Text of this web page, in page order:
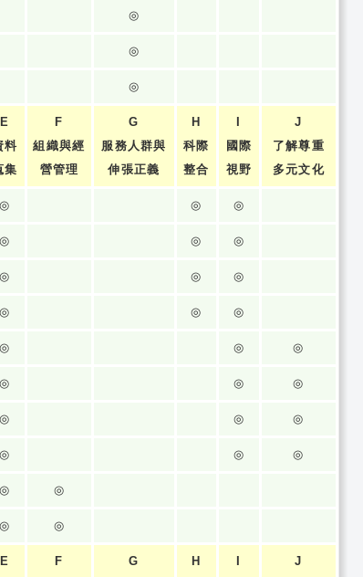
◎
◎
◎
E
料
集
F
組織與經
營管理
G
服務人群與
伸張正義
H
科際
整合
國際
視野
J
了解尊重
多元文化
◎ ◎ ◎
◎ ◎ ◎
◎ ◎ ◎
◎ ◎ ◎
◎ ◎ ◎
◎ ◎ ◎
◎ ◎ ◎
◎ ◎ ◎
◎ ◎
◎ ◎
E
F
G
H
J